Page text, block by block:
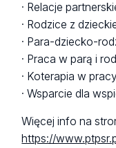
· Relacje
· Rodzice z
· Para-dziecko-
· Praca w parą i
· Koterapia w
· Wsparcie dla
Więcej info na
https://